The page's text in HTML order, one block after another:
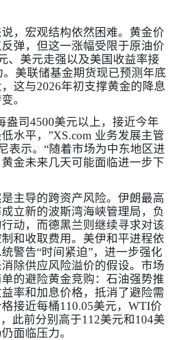
，宏观结构依然困难。黄金价
弹，但这一涨幅受限于原油价
、美元走强以及美国收益率接
美联储基金期货现已预测年底
这与2026年初支撑黄金的降息
。
盎司4500美元以上，接近今年
水平，”XS.com 业务发展主管
表示。“随着市场为中东地区进
金未来几天可能面临进一步下
主导的跨资产风险。伊朗最高
立新的波斯湾海峡管理局，负
动，而德黑兰则继续寻求对该
和收取费用。美伊和平进程依
警告“时间紧迫”，进一步强化
除供应风险溢价的假设。市场
的避险黄金竞购：石油强势推
率和加息价格，抵消了避险需
接近每桶110.05美元， WTI价
此前分别高于112美元和104美
面临压力。